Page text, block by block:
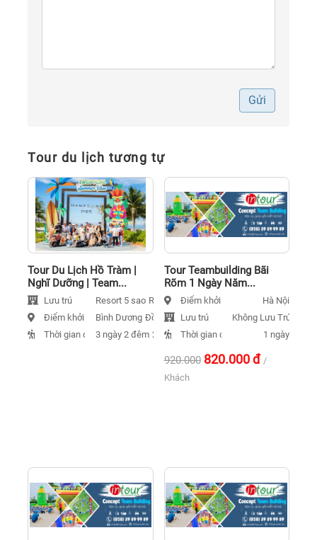
Gửi
Tour du lịch tương tự
Tour Du Lịch Hồ Tràm |
Nghĩ Dưỡng | Team...
Lưu trú Resort 5 sao Resort 3 sao Resort 4 sao
Điểm khởi hànhBình Dương Đồng Nai Hồ Chí Minh
Thời gian đi
3 ngày 2 đêm 2 ngày 1 đêm 1 ngày
Tour Teambuilding Bãi
Rõm 1 Ngày Năm...
Điểm khởi hành
Hà Nội
Lưu trú
Không Lưu Trú
Thời gian đi
1 ngày
920.000 820.000đ /
Khách